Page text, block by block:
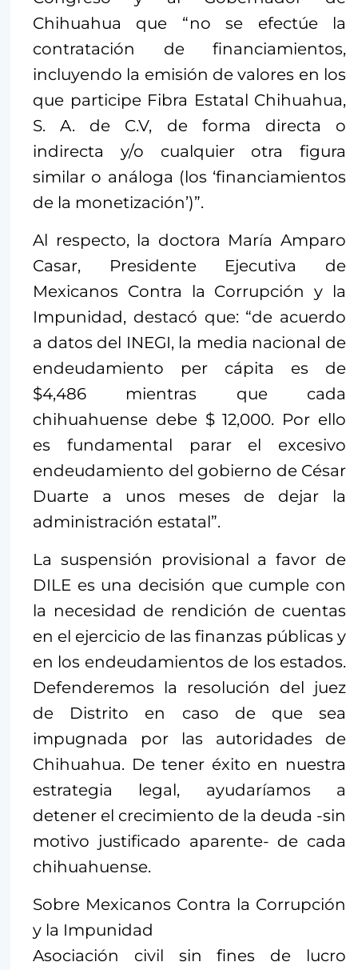
Chihuahua que “no se efectúe la
contratación de financiamientos,
incluyendo la emisión de valores en los
que participe Fibra Estatal Chihuahua,
S. A. de C.V, de forma directa o
indirecta y/o cualquier otra figura
similar o análoga (los ‘financiamientos
de la monetización’)”.
Al respecto, la doctora María Amparo
Casar, Presidente Ejecutiva de
Mexicanos Contra la Corrupción y la
Impunidad, destacó que: “de acuerdo
a datos del INEGI, la media nacional de
endeudamiento per cápita es de
$4,486 mientras que cada
chihuahuense debe $ 12,000. Por ello
es fundamental parar el excesivo
endeudamiento del gobierno de César
Duarte a unos meses de dejar la
administración estatal”.
La suspensión provisional a favor de
DILE es una decisión que cumple con
la necesidad de rendición de cuentas
en el ejercicio de las finanzas públicas y
en los endeudamientos de los estados.
Defenderemos la resolución del juez
de Distrito en caso de que sea
impugnada por las autoridades de
Chihuahua. De tener éxito en nuestra
estrategia legal, ayudaríamos a
detener el crecimiento de la deuda -sin
motivo justificado aparente- de cada
chihuahuense.
Sobre Mexicanos Contra la Corrupción
y la Impunidad
Asociación civil sin fines de lucro